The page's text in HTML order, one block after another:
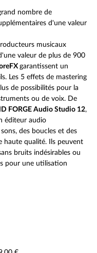
nombre de
d'une valeur
musicaux
valeur de plus de 900
garantissent un
Les 5 effets de mastering
de possibilités pour la
ou de voix. De
FORGE Audio Studio 12,
éditeur audio
des boucles et des
haute qualité. Ils peuvent
bruits indésirables ou
pour une utilisation